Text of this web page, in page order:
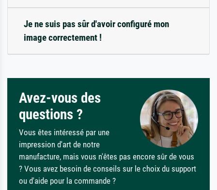
Je ne suis pas sûr d'avoir configuré mon
image correctement !
Avez-vous des
questions ?
Vous êtes intéressé par une
impression d'art de notre
manufacture, mais vous n'êtes pas encore sûr de vous
? Vous avez besoin de conseils sur le choix du support
ou d'aide pour la commande ?